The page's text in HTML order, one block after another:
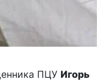
ПЦУ Игорь